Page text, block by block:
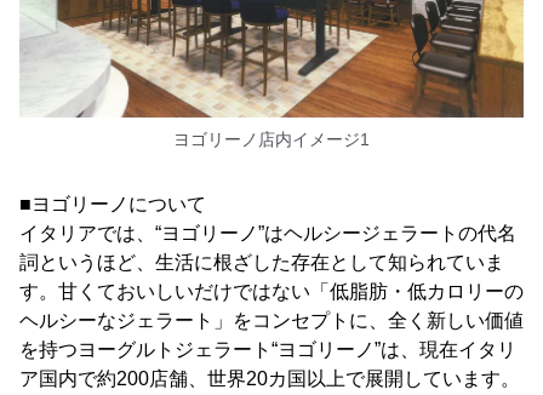
ヨゴリーノ店内イメージ1
■ヨゴリーノについて
イタリアでは、“ヨゴリーノ”はヘルシージェラートの代名
詞というほど、生活に根ざした存在として知られていま
す。甘くておいしいだけではない「低脂肪・低カロリーの
ヘルシーなジェラート」をコンセプトに、全く新しい価値
を持つヨーグルトジェラート“ヨゴリーノ”は、現在イタリ
ア国内で約200店舗、世界20カ国以上で展開しています。